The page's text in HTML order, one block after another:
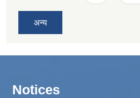
अन्य
Notices